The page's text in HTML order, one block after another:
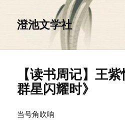
澄池文学社
【读书周记】王
群星闪耀时》
当号角吹响